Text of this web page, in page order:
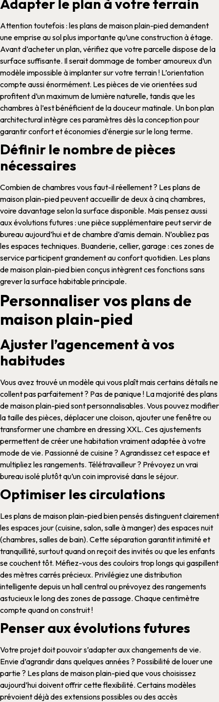
Adapter le plan à votre terrain
Attention toutefois : lesplans de maison plain-pieddemandent
uneemprise au solplus importante qu’uneconstructionà étage.
Avant d’acheter un plan, vérifiez que votreparcelledispose de la
surfacesuffisante. Il serait dommage de tomber amoureux d’un
modèleimpossible à implanter sur votreterrain! L’orientation
compte aussi énormément. Lespièces de vieorientées sud
profitent d’un maximum de lumière naturelle, tandis que les
chambresà l’est bénéficient de la douceur matinale. Un bonplan
architecturalintègre ces paramètres dès la conception pour
garantir confort et économies d’énergie sur le long terme.
Définir le nombre de pièces
nécessaires
Combien dechambresvous faut-il réellement ? Lesplans de
maison plain-piedpeuvent accueillir de deux à cinqchambres,
voire davantage selon lasurfacedisponible. Mais pensez aussi
aux évolutions futures : unepiècesupplémentaire peut servir de
bureau aujourd’hui et dechambred’amis demain. N’oubliez pas
les espaces techniques. Buanderie, cellier, garage: ces zones de
service participent grandement au confort quotidien. Lesplans
de maison plain-piedbien conçus intègrent ces fonctions sans
grever lasurface habitableprincipale.
Personnaliser vos plans de
maison plain-pied
Ajuster l’agencement à vos
habitudes
Vous avez trouvé unmodèlequi vous plaît mais certains détails ne
collent pas parfaitement ? Pas de panique ! La majorité desplans
de maison plain-piedsont personnalisables. Vous pouvez modifier
la taille despièces, déplacer une cloison, ajouter une fenêtre ou
transformer unechambreen dressing XXL. Ces ajustements
permettent de créer unehabitationvraiment adaptée à votre
mode de vie. Passionné de cuisine ? Agrandissez cet espace et
multipliez les rangements. Télétravailleur ? Prévoyez un vrai
bureau isolé plutôt qu’un coin improvisé dans leséjour.
Optimiser les circulations
Lesplans de maison plain-piedbien pensés distinguent clairement
les espaces jour (cuisine, salon, salle à manger) des espaces nuit
(chambres, salles de bain). Cette séparation garantit intimité et
tranquillité, surtout quand on reçoit des invités ou que les enfants
se couchent tôt. Méfiez-vous des couloirs trop longs qui gaspillent
des mètres carrés précieux. Privilégiez une distribution
intelligente depuis unhallcentral ou prévoyez des rangements
astucieux le long des zones de passage. Chaque centimètre
compte quand onconstruit!
Penser aux évolutions futures
Votreprojetdoit pouvoir s’adapter aux changements de vie.
Envie d’agrandir dans quelques années ? Possibilité de louer une
partie ? Lesplans de maison plain-piedque vous choisissez
aujourd’hui doivent offrir cette flexibilité. Certainsmodèles
prévoient déjà des extensions possibles ou des accès